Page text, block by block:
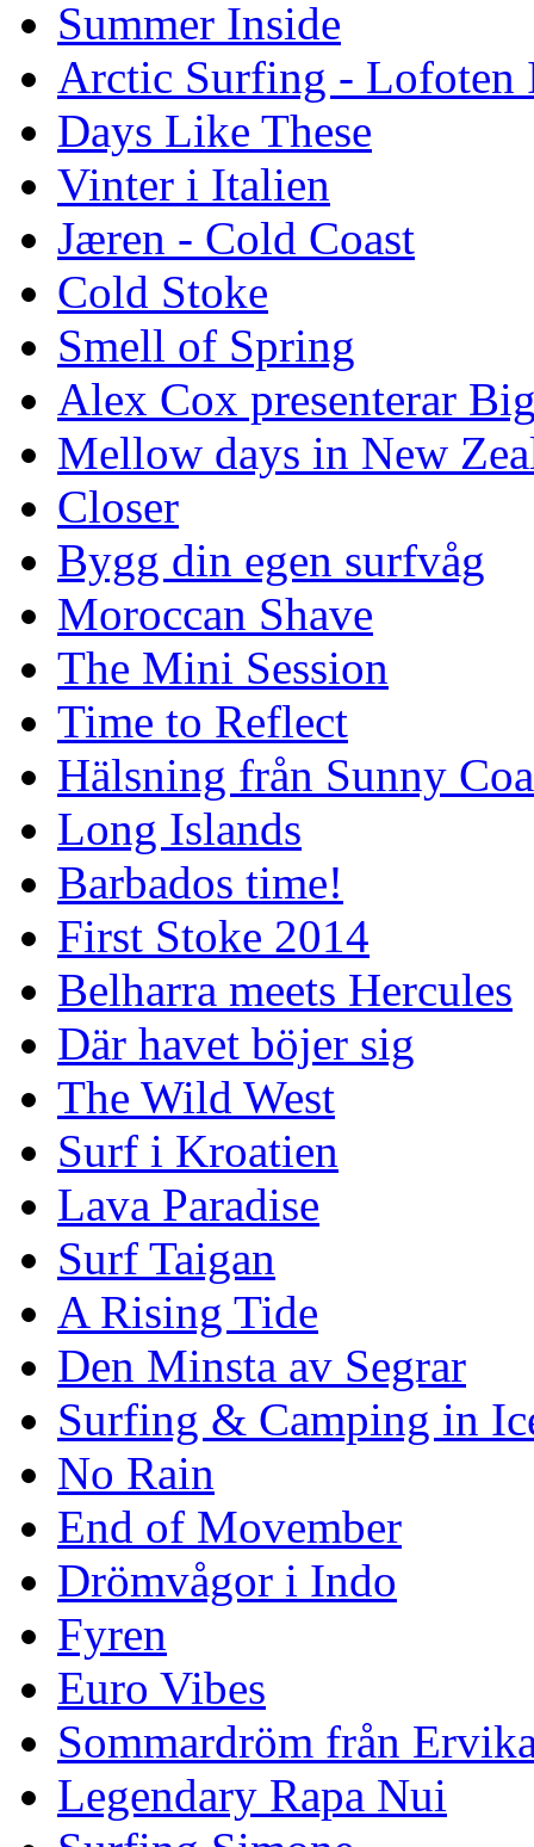
Summer Inside
Arctic Surfing - Lofoten
Days Like These
Vinter i Italien
Jæren - Cold Coast
Cold Stoke
Smell of Spring
Alex Cox presenterar
Mellow days in New
Closer
Bygg din egen surfvåg
Moroccan Shave
The Mini Session
Time to Reflect
Hälsning från Sunny
Long Islands
Barbados time!
First Stoke 2014
Belharra meets Hercules
Där havet böjer sig
The Wild West
Surf i Kroatien
Lava Paradise
Surf Taigan
A Rising Tide
Den Minsta av Segrar
Surfing & Camping in
No Rain
End of Movember
Drömvågor i Indo
Fyren
Euro Vibes
Sommardröm från
Legendary Rapa Nui